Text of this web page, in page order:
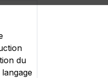
du